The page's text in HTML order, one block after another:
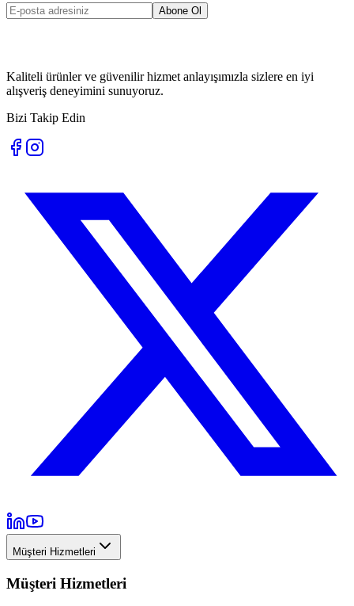
Abone Ol
Kaliteli ürünler ve güvenilir hizmet anlayışımızla sizlere en iyi
alışveriş deneyimini sunuyoruz.
Bizi Takip Edin
Müşteri Hizmetleri
Müşteri Hizmetleri